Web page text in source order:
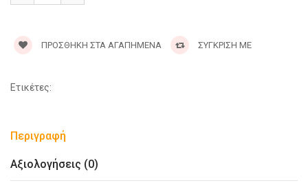
ΠΡΟΣΘΉΚΗ ΣΤΑ ΑΓΑΠΗΜΈΝΑ ΣΥΓΚΡΙΣΗ ΜΕ
Ετικέτες:
Περιγραφή
Αξιολογήσεις (0)